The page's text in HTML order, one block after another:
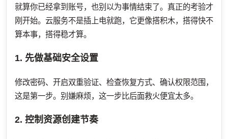
就算你已经拿到账号，也别以为事情结束了。真正的考验才
刚开始。云服务不是插上电就跑，它更像搭积木，搭得快不
算本事，搭得稳才算。
1. 先做基础安全设置
修改密码、开启双重验证、检查恢复方式、确认权限范围，
这是第一步。别嫌麻烦，这一步比后面救火便宜太多。
2. 控制资源创建节奏